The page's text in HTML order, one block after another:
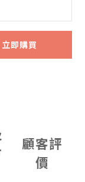
立即購買
顧客評
價